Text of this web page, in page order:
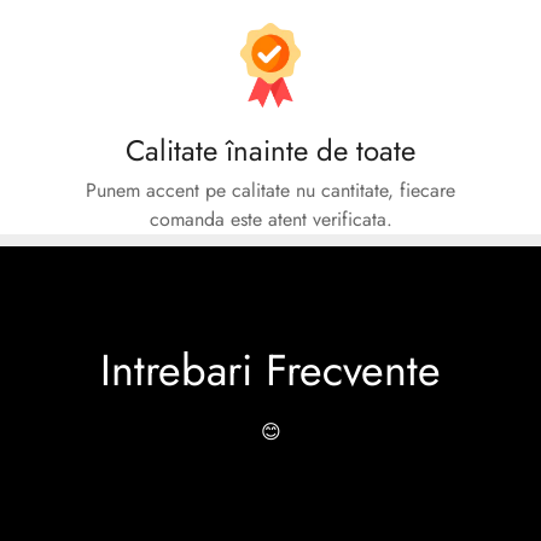
Calitate înainte de toate
Punem accent pe calitate nu cantitate, fiecare
comanda este atent verificata.
Intrebari Frecvente
😊